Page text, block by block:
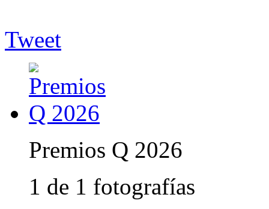
Tweet
Premios Q 2026
1 de 1 fotografías